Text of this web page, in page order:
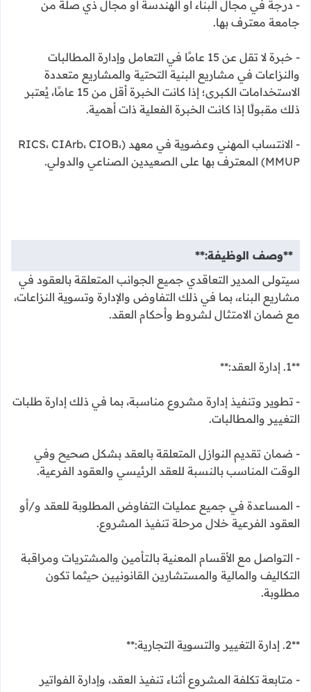
- درجة في مجال البناء أو الهندسة أو مجال ذي صلة من
جامعة معترف بها.
- خبرة لا تقل عن 15 عامًا في التعامل وإدارة المطالبات
والنزاعات في مشاريع البنية التحتية والمشاريع متعددة
الاستخدامات الكبرى؛ إذا كانت الخبرة أقل من 15 عامًا، يُعتبر
ذلك مقبولًا إذا كانت الخبرة الفعلية ذات أهمية.
- الانتساب المهني وعضوية في معهد (RICS، CIArb، CIOB،
MMUP) المعترف بها على الصعيدين الصناعي والدولي.
**وصف الوظيفة:**
سيتولى المدير التعاقدي جميع الجوانب المتعلقة بالعقود في
مشاريع البناء، بما في ذلك التفاوض والإدارة وتسوية النزاعات،
مع ضمان الامتثال لشروط وأحكام العقد.
**1. إدارة العقد:**
- تطوير وتنفيذ إدارة مشروع مناسبة، بما في ذلك إدارة طلبات
التغيير والمطالبات.
- ضمان تقديم النوازل المتعلقة بالعقد بشكل صحيح وفي
الوقت المناسب بالنسبة للعقد الرئيسي والعقود الفرعية.
- المساعدة في جميع عمليات التفاوض المطلوبة للعقد و/أو
العقود الفرعية خلال مرحلة تنفيذ المشروع.
- التواصل مع الأقسام المعنية بالتأمين والمشتريات ومراقبة
التكاليف والمالية والمستشارين القانونيين حيثما تكون
مطلوبة.
**2. إدارة التغيير والتسوية التجارية:**
- متابعة تكلفة المشروع أثناء تنفيذ العقد، وإدارة الفواتير